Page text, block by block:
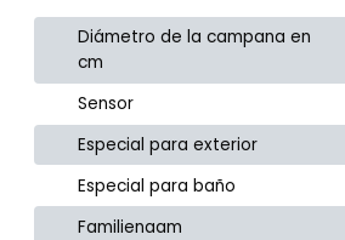
Diámetro de la campana en
cm
Sensor
Especial para exterior
Especial para baño
Familienaam